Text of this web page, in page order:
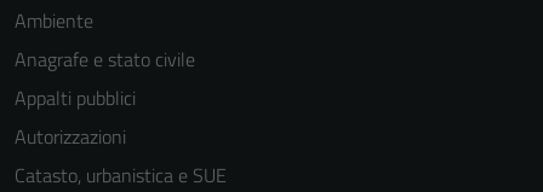
Ambiente
Anagrafe e stato civile
Appalti pubblici
Autorizzazioni
Catasto, urbanistica e SUE